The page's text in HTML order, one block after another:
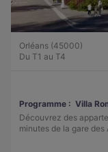
Orléans (45000)
Du T1 au T4
Programme : Villa
Découvrez des
minutes de la gare